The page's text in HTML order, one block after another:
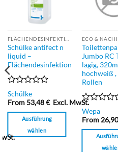
Schülke antifect n
liquid –
Flächendesinfektion
Bewertet
mit
0
Schülke
From53,48€ Excl. MwSt.
Ausführung
wählen
Dieses
Jumbo RC
lagig, 320m
hochweiß ,
Rollen
Bewertet
mit
0
Wepa
From